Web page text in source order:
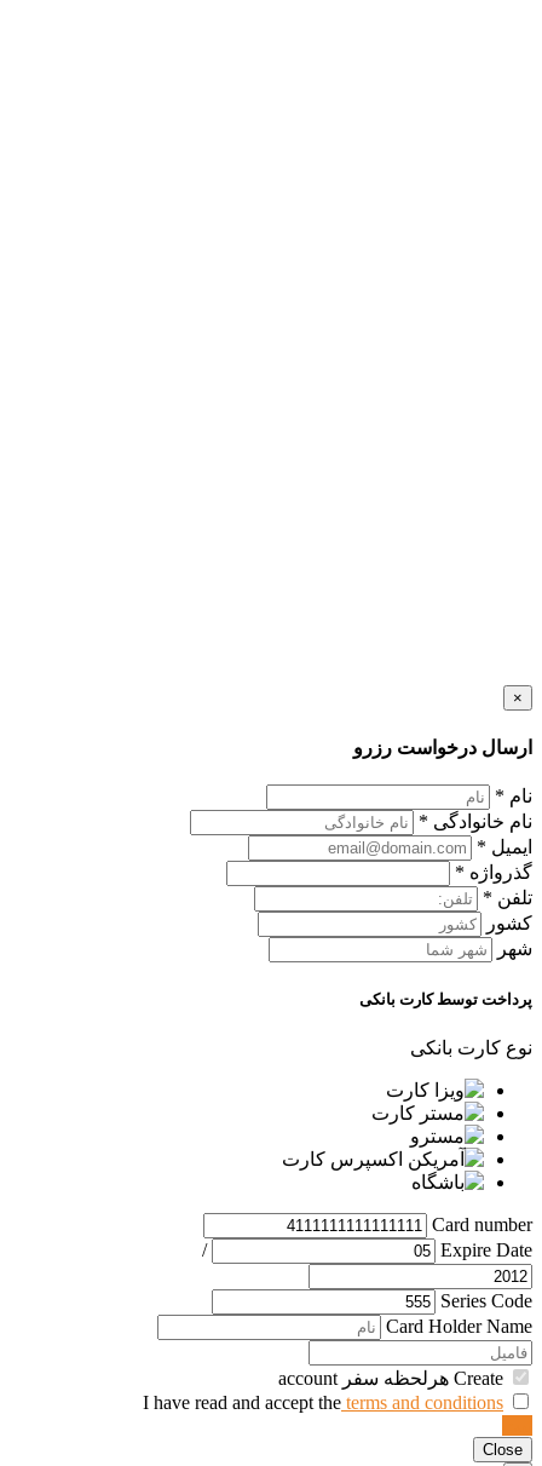
×
ارسال درخواست رزرو
نام *
نام خانوادگی *
ایمیل *
گذرواژه *
تلفن *
کشور
شهر
پرداخت توسط کارت بانکی
نوع کارت بانکی
Card number
Expire Date
/
Series Code
Card Holder Name
terms and conditions
Close